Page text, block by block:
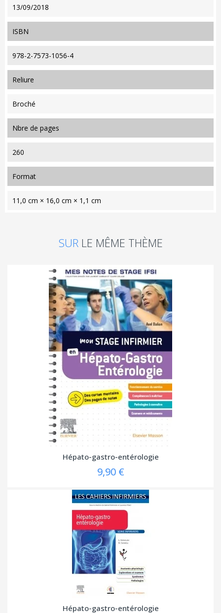
13/09/2018
ISBN
978-2-7573-1056-4
reliure
Broché
nbre de pages
260
format
11,0 cm × 16,0 cm × 1,1 cm
SUR LE MÊME THÈME
Hépato-gastro-entérologie
9,90 €
Hépato-gastro-entérologie